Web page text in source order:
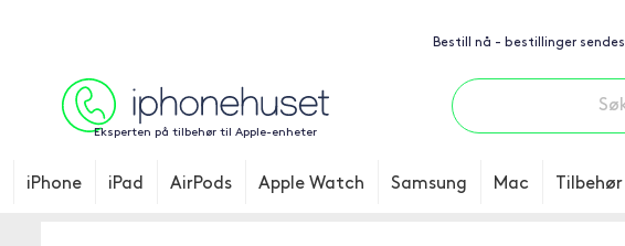
Bestill nå - bestillinger sendes
Eksperten på tilbehør til Apple-enheter
iPhone iPad AirPods Apple Watch Samsung Mac Tilbehør